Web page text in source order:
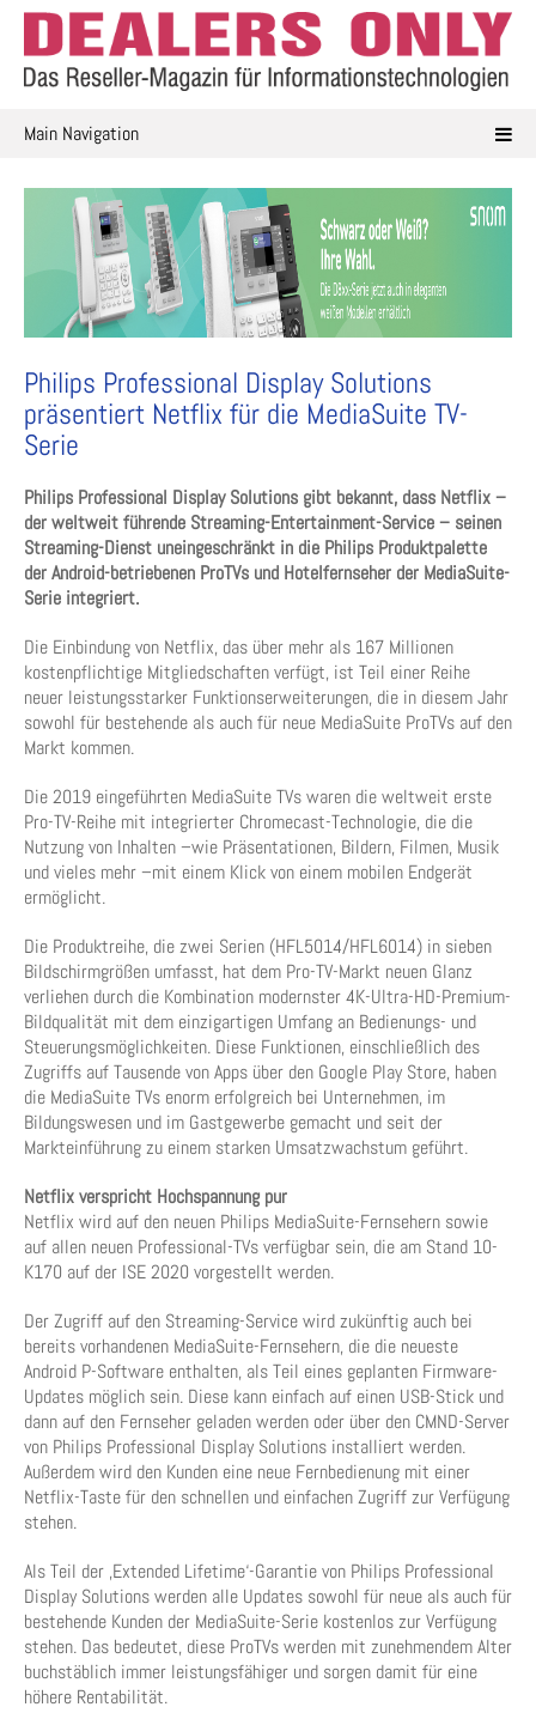
Skip
content
Main Navigation
Philips Professional Display Solutions
präsentiert Netflix für die MediaSuite TV-
Serie
Philips Professional Display Solutions gibt bekannt, dass Netflix –
der weltweit führende Streaming-Entertainment-Service – seinen
Streaming-Dienst uneingeschränkt in die Philips Produktpalette
der Android-betriebenen ProTVs und Hotelfernseher der MediaSuite-
Serie integriert.
Die Einbindung von Netflix, das über mehr als 167 Millionen
kostenpflichtige Mitgliedschaften verfügt, ist Teil einer Reihe
neuer leistungsstarker Funktionserweiterungen, die in diesem Jahr
sowohl für bestehende als auch für neue MediaSuite ProTVs auf den
Markt kommen.
Die 2019 eingeführten MediaSuite TVs waren die weltweit erste
Pro-TV-Reihe mit integrierter Chromecast-Technologie, die die
Nutzung von Inhalten –wie Präsentationen, Bildern, Filmen, Musik
und vieles mehr –mit einem Klick von einem mobilen Endgerät
ermöglicht.
Die Produktreihe, die zwei Serien (HFL5014/HFL6014) in sieben
Bildschirmgrößen umfasst, hat dem Pro-TV-Markt neuen Glanz
verliehen durch die Kombination modernster 4K-Ultra-HD-Premium-
Bildqualität mit dem einzigartigen Umfang an Bedienungs- und
Steuerungsmöglichkeiten. Diese Funktionen, einschließlich des
Zugriffs auf Tausende von Apps über den Google Play Store, haben
die MediaSuite TVs enorm erfolgreich bei Unternehmen, im
Bildungswesen und im Gastgewerbe gemacht und seit der
Markteinführung zu einem starken Umsatzwachstum geführt.
Netflix verspricht Hochspannung pur
Netflix wird auf den neuen Philips MediaSuite-Fernsehern sowie
auf allen neuen Professional-TVs verfügbar sein, die am Stand 10-
K170 auf der ISE 2020 vorgestellt werden.
Der Zugriff auf den Streaming-Service wird zukünftig auch bei
bereits vorhandenen MediaSuite-Fernsehern, die die neueste
Android P-Software enthalten, als Teil eines geplanten Firmware-
Updates möglich sein. Diese kann einfach auf einen USB-Stick und
dann auf den Fernseher geladen werden oder über den CMND-Server
von Philips Professional Display Solutions installiert werden.
Außerdem wird den Kunden eine neue Fernbedienung mit einer
Netflix-Taste für den schnellen und einfachen Zugriff zur Verfügung
stehen.
Als Teil der ‚Extended Lifetime‘-Garantie von Philips Professional
Display Solutions werden alle Updates sowohl für neue als auch für
bestehende Kunden der MediaSuite-Serie kostenlos zur Verfügung
stehen. Das bedeutet, diese ProTVs werden mit zunehmendem Alter
buchstäblich immer leistungsfähiger und sorgen damit für eine
höhere Rentabilität.